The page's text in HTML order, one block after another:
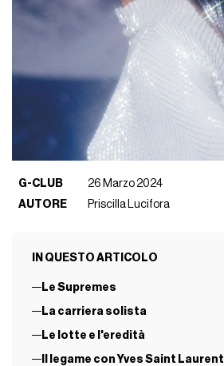
G-CLUB
26 Marzo 2024
AUTORE
Priscilla Lucifora
IN QUESTO ARTICOLO
Le Supremes
La carriera solista
Le lotte e l'eredità
Il legame con Yves Saint Laurent